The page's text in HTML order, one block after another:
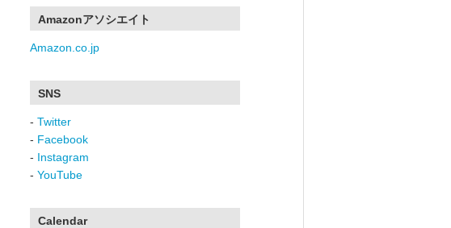
Amazonアソシエイト
Amazon.co.jp
SNS
- Twitter
- Facebook
- Instagram
- YouTube
Calendar